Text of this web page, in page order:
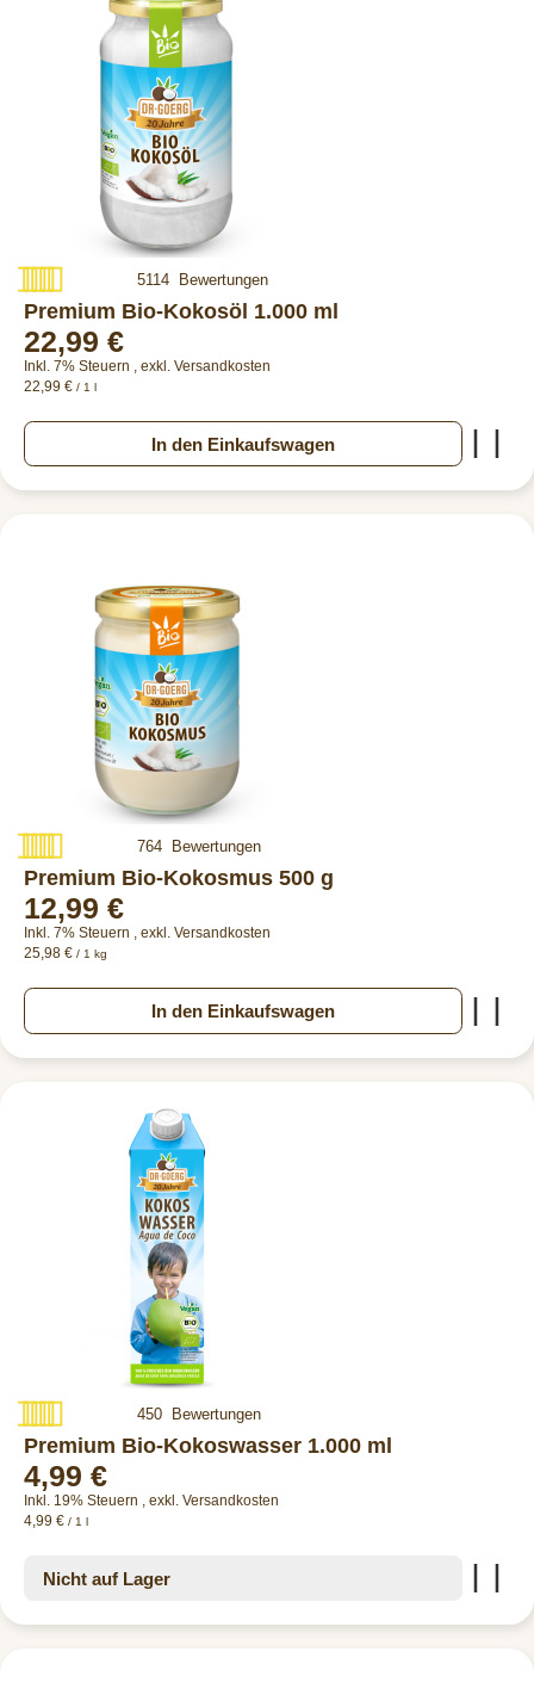
Bewertung:
99%
5114 Bewertungen
Premium Bio-Kokosöl 1.000 ml
22,99 €
Inkl. 7% Steuern , exkl. Versandkosten
22,99 € / 1 l
In den Einkaufswagen
Bewertung:
99%
764 Bewertungen
Premium Bio-Kokosmus 500 g
12,99 €
Inkl. 7% Steuern , exkl. Versandkosten
25,98 € / 1 kg
In den Einkaufswagen
Bewertung:
97%
450 Bewertungen
Premium Bio-Kokoswasser 1.000 ml
4,99 €
Inkl. 19% Steuern , exkl. Versandkosten
4,99 € / 1 l
Nicht auf Lager